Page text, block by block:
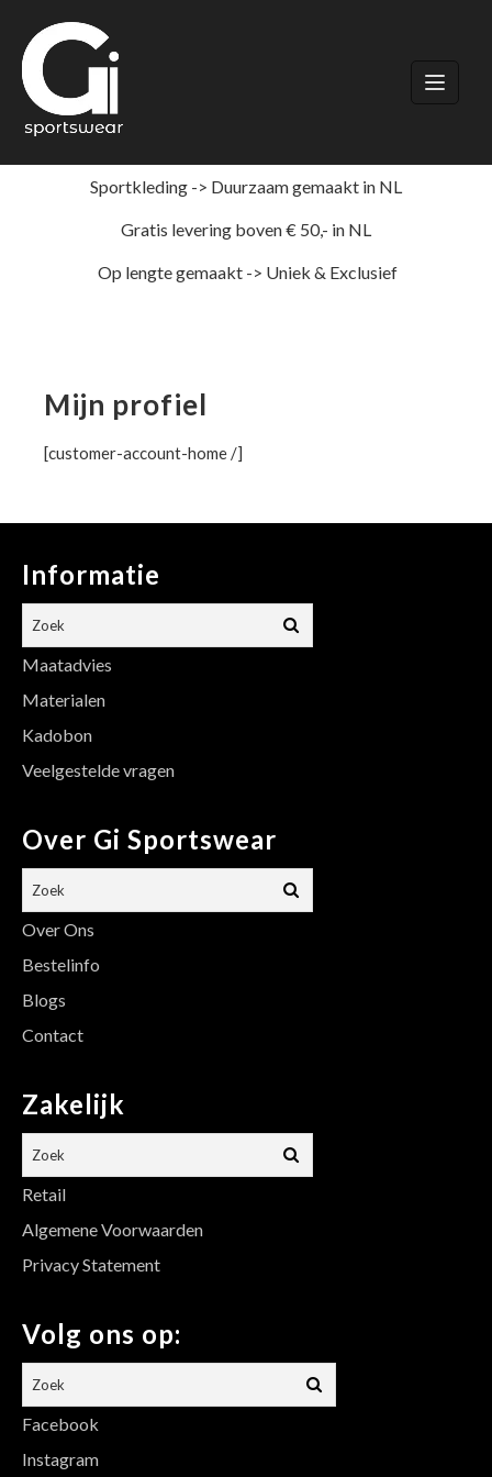
naar
inhoud
Sportkleding -> Duurzaam gemaakt in NL
Gratis levering boven € 50,- in NL
Op lengte gemaakt -> Uniek & Exclusief
Mijn profiel
[customer-account-home /]
Informatie
Maatadvies
Materialen
Kadobon
Veelgestelde vragen
Over Gi Sportswear
Over Ons
Bestelinfo
Blogs
Contact
Zakelijk
Retail
Algemene Voorwaarden
Privacy Statement
Volg ons op:
Facebook
Instagram